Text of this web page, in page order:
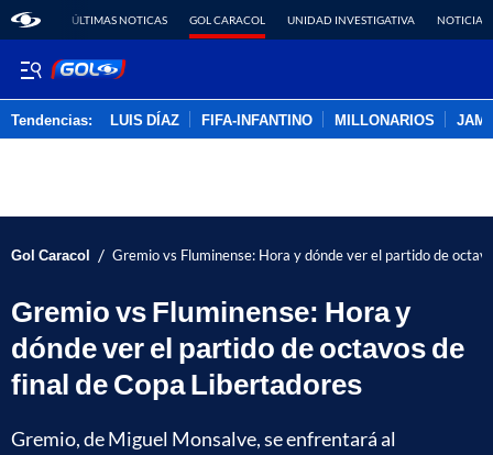
ÚLTIMAS NOTICAS GOL CARACOL UNIDAD INVESTIGATIVA NOTICIAS
Tendencias: LUIS DÍAZ FIFA-INFANTINO MILLONARIOS
Gol Caracol / Gremio vs Fluminense: Hora y dónde ver el partido de
Gremio vs Fluminense: Hora y
dónde ver el partido de octavos de
final de Copa Libertadores
Gremio, de Miguel Monsalve, se enfrentará al